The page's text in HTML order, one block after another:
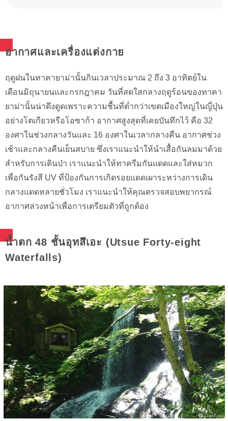
อากาศและเครื่องแต่งกาย
ฤดูฝนในทาคายาม่านั้นกินเวลาประมาณ 2 ถึง 3 อาทิตย์ใน
เดือนมิถุนายนและกรกฎาคม วันที่สดใสกลางฤดูร้อนของทาคา
ยาม่านั้นน่าดึงดูดเพราะความชื้นที่ต่ำกว่าเขตเมืองใหญ่ในญี่ปุ่น
อย่างโตเกียวหรือโอซาก้า อากาศสูงสุดที่เคยบันทึกไว้ คือ 32
องศาในช่วงกลางวันและ 16 องศาในเวลากลางคืน อากาศช่วง
เช้าและกลางคืนเย็นสบาย ซึ่งเราแนะนำให้นำเสื้อกันลมมาด้วย
สำหรับการเดินป่า เราแนะนำให้ทาครีมกันแดดและใส่หมวก
เพื่อกันรังสี UV ที่ป้องกันการเกิดรอยแดดเผาระหว่างการเดิน
กลางแดดหลายชั่วโมง เราแนะนำให้คุณตรวจสอบพยากรณ์
อากาศล่วงหน้าเพื่อการเตรียมตัวที่ถูกต้อง
น้ำตก 48 ชั้นอุทสึเอะ (Utsue Forty-eight
Waterfalls)